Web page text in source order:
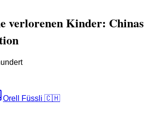
verlorenen Kinder: Chinas
Orell Füssli 🇨🇭